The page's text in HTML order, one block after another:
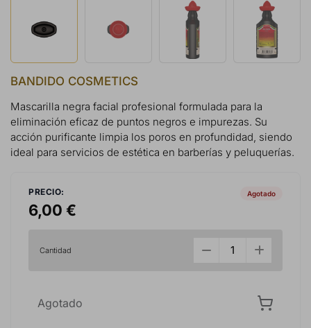
BANDIDO COSMETICS
Mascarilla negra facial profesional formulada para la
eliminación eficaz de puntos negros e impurezas. Su
acción purificante limpia los poros en profundidad, siendo
ideal para servicios de estética en barberías y peluquerías.
PRECIO:
6,00 €
Agotado
Cantidad
Agotado